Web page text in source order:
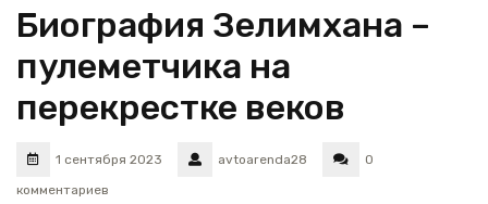
Биография Зелимхана –
пулеметчика на
перекрестке веков
1 сентября 2023 avtoarenda28
0
комментариев